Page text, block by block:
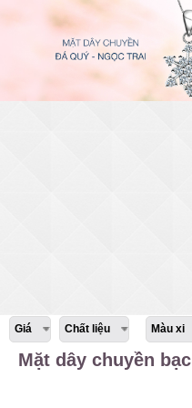
Giá Chất liệu Màu xi
Mặt dây chuyền bạc